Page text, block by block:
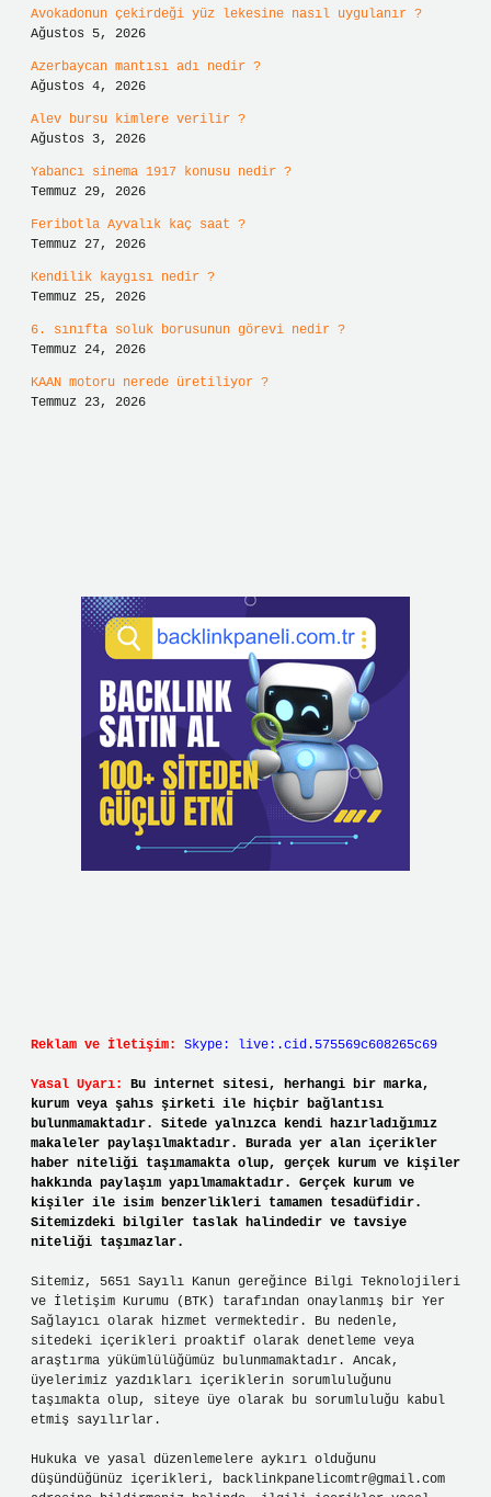
Avokadonun çekirdeği yüz lekesine nasıl uygulanır ?
Ağustos 5, 2026
Azerbaycan mantısı adı nedir ?
Ağustos 4, 2026
Alev bursu kimlere verilir ?
Ağustos 3, 2026
Yabancı sinema 1917 konusu nedir ?
Temmuz 29, 2026
Feribotla Ayvalık kaç saat ?
Temmuz 27, 2026
Kendilik kaygısı nedir ?
Temmuz 25, 2026
6. sınıfta soluk borusunun görevi nedir ?
Temmuz 24, 2026
KAAN motoru nerede üretiliyor ?
Temmuz 23, 2026
Reklam ve İletişim: Skype: live:.cid.575569c608265c69
Yasal Uyarı:
Bu internet sitesi, herhangi bir marka,
kurum veya şahıs şirketi ile hiçbir bağlantısı
bulunmamaktadır. Sitede yalnızca kendi hazırladığımız
makaleler paylaşılmaktadır. Burada yer alan içerikler
haber niteliği taşımamakta olup, gerçek kurum ve kişiler
hakkında paylaşım yapılmamaktadır. Gerçek kurum ve
kişiler ile isim benzerlikleri tamamen tesadüfidir.
Sitemizdeki bilgiler taslak halindedir ve tavsiye
niteliği taşımazlar.
Sitemiz, 5651 Sayılı Kanun gereğince Bilgi Teknolojileri
ve İletişim Kurumu (BTK) tarafından onaylanmış bir Yer
Sağlayıcı olarak hizmet vermektedir. Bu nedenle,
sitedeki içerikleri proaktif olarak denetleme veya
araştırma yükümlülüğümüz bulunmamaktadır. Ancak,
üyelerimiz yazdıkları içeriklerin sorumluluğunu
taşımakta olup, siteye üye olarak bu sorumluluğu kabul
etmiş sayılırlar.
Hukuka ve yasal düzenlemelere aykırı olduğunu
düşündüğünüz içerikleri, backlinkpanelicomtr@gmail.com